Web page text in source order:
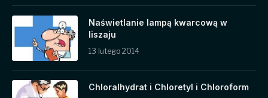
Naświetlanie lampą kwarcową w
liszaju
13 lutego 2014
Chloralhydrat i Chloretyl i Chloroform